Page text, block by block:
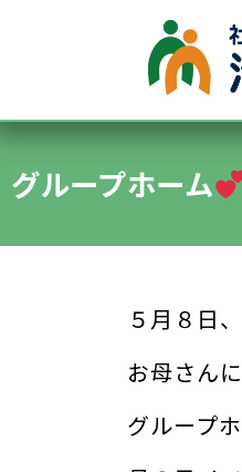
グループホーム
５月８日
お母さん
グループ